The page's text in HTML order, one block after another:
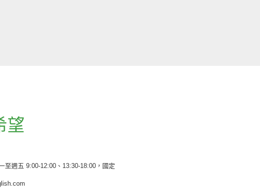
望
至週五 9:00-12:00、13:30-18:00，國定